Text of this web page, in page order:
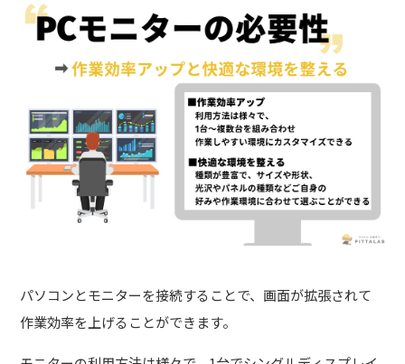
パソコンとモニターを接続することで、画面が拡張されて
作業効率を上げることができます。